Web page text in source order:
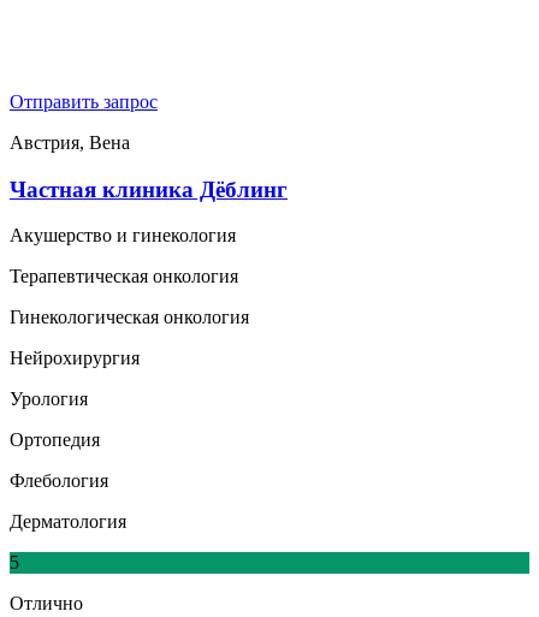
Отправить запрос
Австрия, Вена
Частная клиника Дёблинг
Акушерство и гинекология
Терапевтическая онкология
Гинекологическая онкология
Нейрохирургия
Урология
Ортопедия
Флебология
Дерматология
5
Отлично